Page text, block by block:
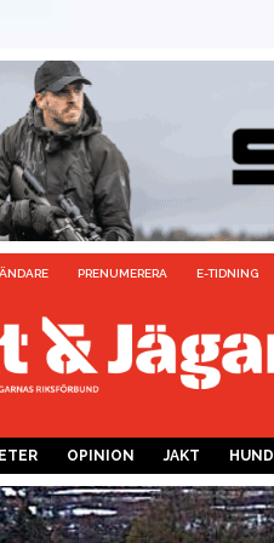
PRENUMERERA E-TIDNING
OPINION JAKT HUND